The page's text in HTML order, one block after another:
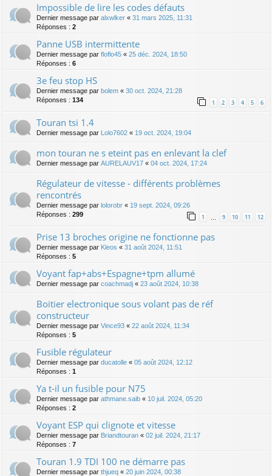
Impossible de lire les codes défauts
Dernier message par alxwlker « 31 mars 2025, 11:31
Réponses : 2
Panne USB intermittente
Dernier message par floflo45 « 25 déc. 2024, 18:50
Réponses : 6
3e feu stop HS
Dernier message par bolem « 30 oct. 2024, 21:28
Réponses : 134 1 2 3 4 5 6
Touran tsi 1.4
Dernier message par Lolo7602 « 19 oct. 2024, 19:04
mon touran ne s eteint pas en enlevant la clef
Dernier message par AURELAUV17 « 04 oct. 2024, 17:24
Régulateur de vitesse - différents problèmes
rencontrés
Dernier message par lolorobr « 19 sept. 2024, 09:26
Réponses : 299 1 9 10 11 12
Prise 13 broches origine ne fonctionne pas
Dernier message par Kleos « 31 août 2024, 11:51
Réponses : 5
Voyant fap+abs+Espagne+tpm allumé
Dernier message par coachmadj « 23 août 2024, 10:38
Boitier electronique sous volant pas de réf
constructeur
Dernier message par Vince93 « 22 août 2024, 11:34
Réponses : 5
Fusible régulateur
Dernier message par ducatolle « 05 août 2024, 12:12
Réponses : 1
Ya t-il un fusible pour N75
Dernier message par athmane.saib « 10 juil. 2024, 05:20
Réponses : 2
Voyant ESP qui clignote et vitesse
Dernier message par Briandtouran « 02 juil. 2024, 21:17
Réponses : 7
Touran 1.9 TDI 100 ne démarre pas
Dernier message par thjueq « 20 juin 2024, 00:38